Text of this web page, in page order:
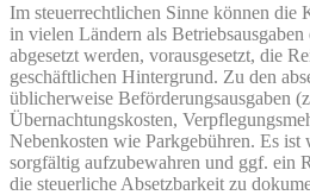
Im steuerrechtlichen Sinne können die
in vielen Ländern als
abgesetzt werden, vorausgesetzt, die
geschäftlichen Hintergrund. Zu den
üblicherweise Beförderungsausgaben
Übernachtungskosten,
Nebenkosten wie Parkgebühren. Es
sorgfältig aufzubewahren und ggf. ein
die steuerliche Absetzbarkeit zu